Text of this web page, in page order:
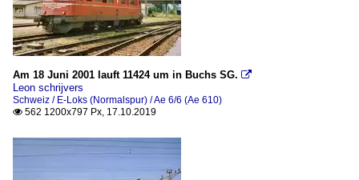
Am 18 Juni 2001 lauft 11424 um in Buchs SG. 
Leon schrijvers
Schweiz / E-Loks (Normalspur) / Ae 6/6 (Ae 610)
 562 1200x797 Px, 17.10.2019